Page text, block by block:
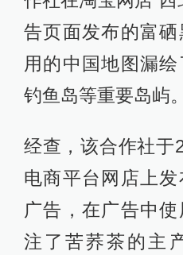
告页面发布的富
用的中国地图漏绘
钓鱼岛等重要岛屿。
经查，该合作社于
电商平台网店上
广告，在广告中
注了苦荞茶的主